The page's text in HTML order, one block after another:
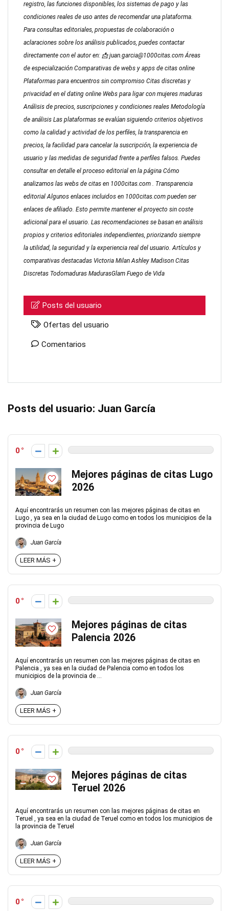
registro, las funciones disponibles, los sistemas de pago y las
condiciones reales de uso antes de recomendar una plataforma.
Para consultas editoriales, propuestas de colaboración o
aclaraciones sobre los análisis publicados, puedes contactar
directamente con el autor en: 📩juan.garcia@1000citas.comÁreas
de especialización Comparativas de webs y apps de citas online
Plataformas para encuentros sin compromiso Citas discretas y
privacidad en el dating online Webs para ligar con mujeres maduras
Análisis de precios, suscripciones y condiciones reales Metodología
de análisis Las plataformas se evalúan siguiendo criterios objetivos
como la calidad y actividad de los perfiles, la transparencia en
precios, la facilidad para cancelar la suscripción, la experiencia de
usuario y las medidas de seguridad frente a perfiles falsos. Puedes
consultar en detalle el proceso editorial en la página Cómo
analizamos las webs de citas en 1000citas.com . Transparencia
editorial Algunos enlaces incluidos en 1000citas.com pueden ser
enlaces de afiliado. Esto permite mantener el proyecto sin coste
adicional para el usuario. Las recomendaciones se basan en análisis
propios y criterios editoriales independientes, priorizando siempre
la utilidad, la seguridad y la experiencia real del usuario. Artículos y
comparativas destacadas Victoria Milan Ashley Madison Citas
Discretas Todomaduras MadurasGlam Fuego de Vida
Posts del usuario
Ofertas del usuario
Comentarios
Posts del usuario: Juan García
0
Mejores páginas de citas Lugo
2026
Aquí encontrarás un resumen con las mejores páginas de citas en
Lugo , ya sea en la ciudad de Lugo como en todos los municipios de la
provincia de Lugo
Juan García
LEER MÁS +
0
Mejores páginas de citas
Palencia 2026
Aquí encontrarás un resumen con las mejores páginas de citas en
Palencia , ya sea en la ciudad de Palencia como en todos los
municipios de la provincia de ...
Juan García
LEER MÁS +
0
Mejores páginas de citas
Teruel 2026
Aquí encontrarás un resumen con las mejores páginas de citas en
Teruel , ya sea en la ciudad de Teruel como en todos los municipios de
la provincia de Teruel
Juan García
LEER MÁS +
0